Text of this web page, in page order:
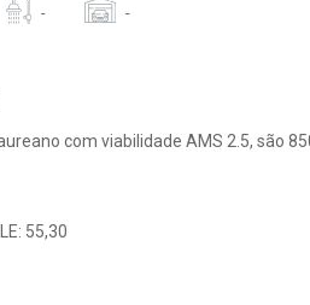
- -
com viabilidade AMS 2.5, são
55,30